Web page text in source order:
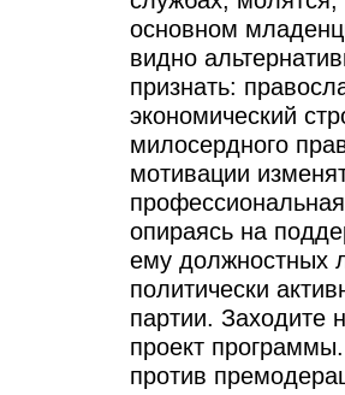
основном
видно
признать:
экономический
милосердного
мотивации
опираясь на
ему должностных
политически
партии.
проект
против